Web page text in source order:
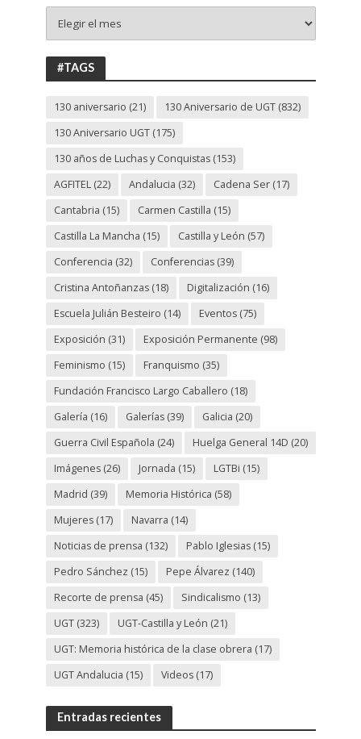
130
ANIVERSARIO
UGT
#TAGS
130 aniversario (21) 130 Aniversario de UGT(832)
130 Aniversario UGT(175)
130 años de Luchas y Conquistas(153)
AGFITEL(22) Andalucia (32) Cadena Ser(17)
Cantabria (15) Carmen Castilla (15)
Castilla La Mancha (15) Castilla y León (57)
Conferencia (32) Conferencias(39)
Cristina Antoñanzas(18) Digitalización (16)
Escuela Julián Besteiro (14) Eventos(75)
Exposición (31) Exposición Permanente (98)
Feminismo (15) Franquismo (35)
Fundación Francisco Largo Caballero (18)
Galería (16) Galerías(39) Galicia (20)
Guerra Civil Española (24) Huelga General 14D (20)
Imágenes(26) Jornada (15) LGTBi (15)
Madrid (39) Memoria Histórica (58)
Mujeres(17) Navarra (14)
Noticias de prensa (132) Pablo Iglesias(15)
Pedro Sánchez (15) Pepe Álvarez (140)
Recorte de prensa (45) Sindicalismo (13)
UGT(323) UGT-Castilla y León (21)
UGT: Memoria histórica de la clase obrera (17)
UGT Andalucia (15) Videos(17)
Entradas recientes